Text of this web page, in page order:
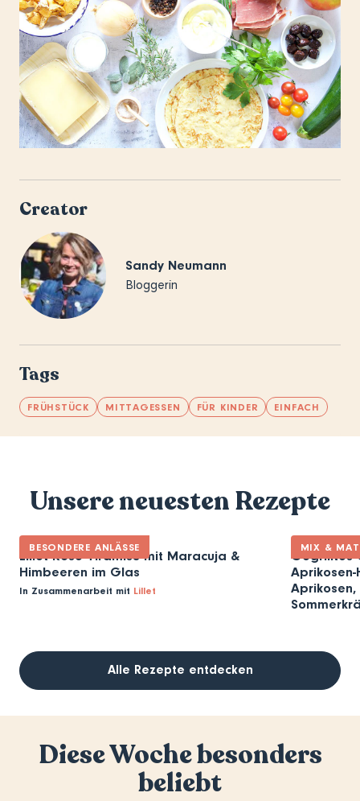
Creator
Sandy Neumann
Bloggerin
Tags
FRÜHSTÜCK MITTAGESSEN FÜR KINDER EINFACH
Unsere neuesten Rezepte
BESONDERE ANLÄSSE
Lillet Rosé Tiramisu mit Maracuja &
Himbeeren im Glas
In Zusammenarbeit mit Lillet
MIX &
Gegrilltes
Aprikosen,
Alle Rezepte entdecken
Diese Woche besonders
beliebt